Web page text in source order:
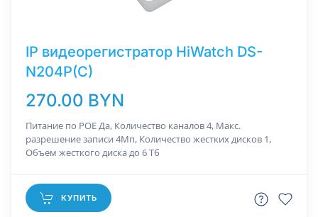
IP видеорегистратор HiWatch DS-
N204P(C)
270.00 BYN
Питание по РОЕ Да, Количество каналов 4, Макс.
разрешение записи 4Мп, Количество жестких дисков 1,
Объем жесткого диска до 6 Тб
КУПИТЬ